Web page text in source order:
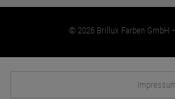
© 2026 Brillux Farben GmbH